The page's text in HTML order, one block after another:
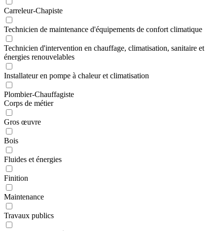
Carreleur-Chapiste
Technicien de maintenance d'équipements de confort climatique
Technicien d'intervention en chauffage, climatisation, sanitaire et
énergies renouvelables
Installateur en pompe à chaleur et climatisation
Plombier-Chauffagiste
Corps de métier
Gros œuvre
Bois
Fluides et énergies
Finition
Maintenance
Travaux publics